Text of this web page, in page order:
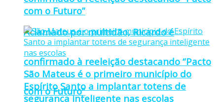
Aclamado por multidão, Ricardo é
confirmado à reeleição destacando “Pacto
com o Futuro”
com o Futuro”
São Mateus é o primeiro município do
Espírito Santo a implantar totens de
segurança inteligente nas escolas